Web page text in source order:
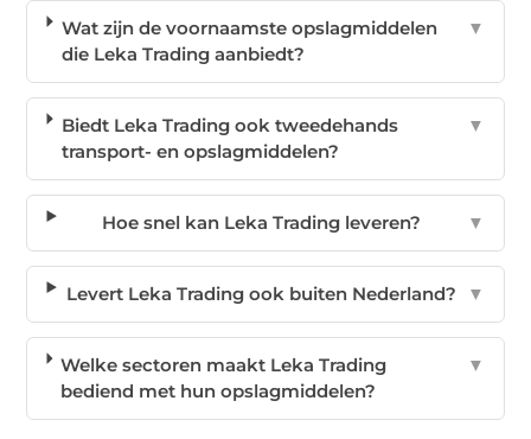
Wat zijn de voornaamste opslagmiddelen
die Leka Trading aanbiedt?
▼
Biedt Leka Trading ook tweedehands
transport- en opslagmiddelen?
▼
Hoe snel kan Leka Trading leveren? ▼
Levert Leka Trading ook buiten Nederland? ▼
Welke sectoren maakt Leka Trading
bediend met hun opslagmiddelen?
▼